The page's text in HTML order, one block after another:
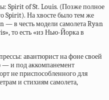
Spirit of St. Louis. (Позже полное
Spirit). На хвосте было тем же
— в честь модели самолета Ryan
то есть «из Нью-Йорка в
авантюрист на фоне своей
и под аккомпанемент
не приспособленного для
и стихиям самолета,